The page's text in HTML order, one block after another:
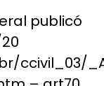
publicó
ccivil_03/